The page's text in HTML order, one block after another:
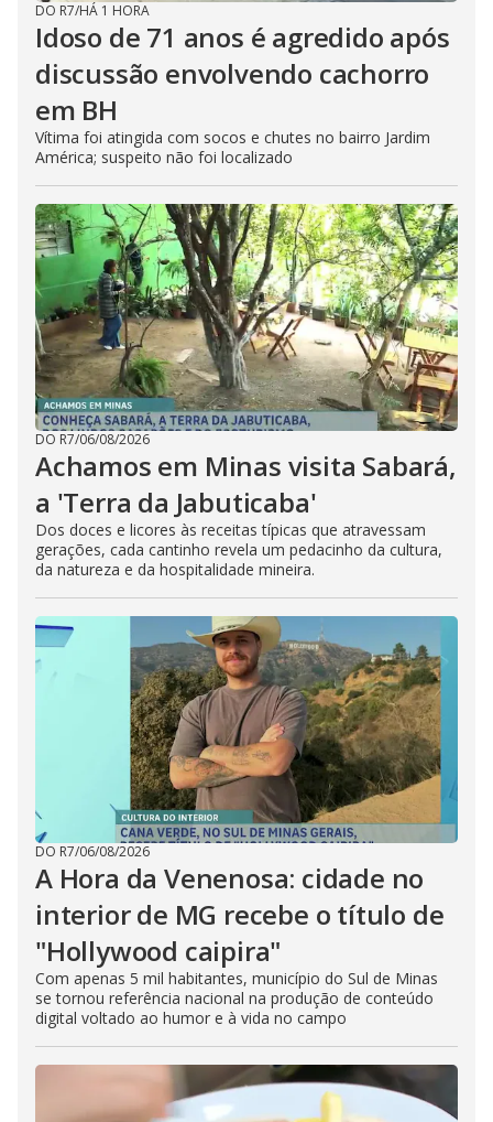
DO R7/HÁ 1 HORA
Idoso de 71 anos é agredido após
discussão envolvendo cachorro
em BH
Vítima foi atingida com socos e chutes no bairro Jardim
América; suspeito não foi localizado
DO R7/06/08/2026
Achamos em Minas visita Sabará,
a 'Terra da Jabuticaba'
Dos doces e licores às receitas típicas que atravessam
gerações, cada cantinho revela um pedacinho da cultura,
da natureza e da hospitalidade mineira.
DO R7/06/08/2026
A Hora da Venenosa: cidade no
interior de MG recebe o título de
"Hollywood caipira"
Com apenas 5 mil habitantes, município do Sul de Minas
se tornou referência nacional na produção de conteúdo
digital voltado ao humor e à vida no campo